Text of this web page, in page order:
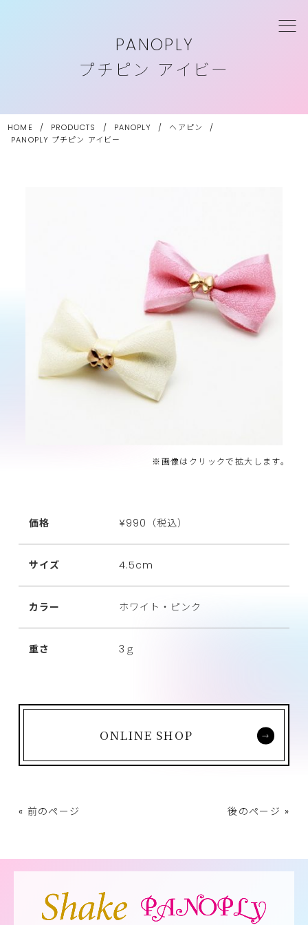
PANOPLY
プチピン アイビー
HOME / PRODUCTS / PANOPLY / ヘアピン
/
PANOPLY プチピン アイビー
※画像はクリックで拡大します。
価格 ¥990（税込）
サイズ 4.5cm
カラー ホワイト・ピンク
重さ 3ｇ
ONLINE SHOP
« 前のページ 後のページ »